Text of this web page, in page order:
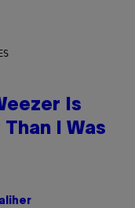
Is
I Was